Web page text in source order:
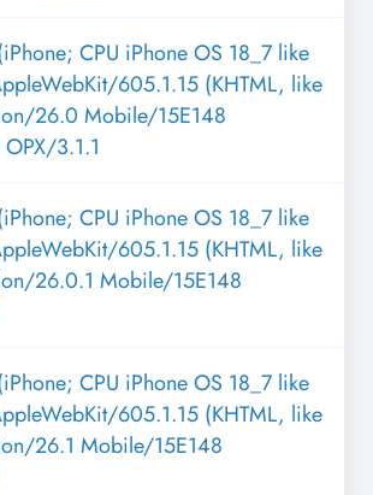
CPU iPhone OS 18_7 like
605.1.15 (KHTML, like
26.0 Mobile/15E148
3.1.1
CPU iPhone OS 18_7 like
605.1.15 (KHTML, like
26.0.1 Mobile/15E148
CPU iPhone OS 18_7 like
605.1.15 (KHTML, like
26.1 Mobile/15E148